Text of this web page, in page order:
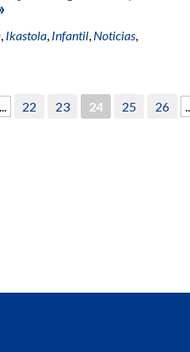
Ikastola Infantil Noticias
22 23 24 25 26